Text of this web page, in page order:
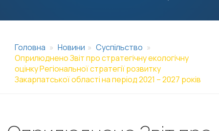
Головна Новини
Суспільство
Оприлюднено Звіт про стратегічну екологічну
оцінку Регіональної стратегії розвитку
Закарпатської області на період 2021 – 2027 років